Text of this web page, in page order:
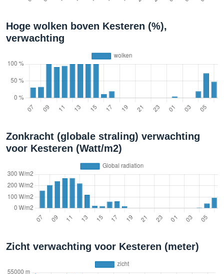
Hoge wolken boven Kesteren (%),
verwachting
Zonkracht (globale straling) verwachting
voor Kesteren (Watt/m2)
Zicht verwachting voor Kesteren (meter)